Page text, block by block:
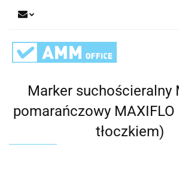
Marker suchościeralny
pomarańczowy MAXIFLO
tłoczkiem)